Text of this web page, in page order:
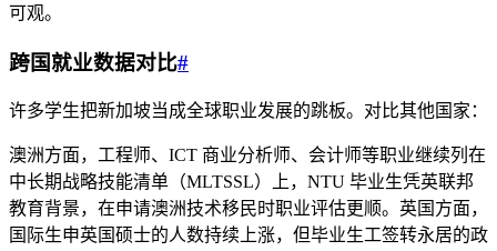
可观。
跨国就业数据对比#
许多学生把新加坡当成全球职业发展的跳板。对比其他国家：
澳洲方面，工程师、ICT 商业分析师、会计师等职业继续列在
中长期战略技能清单（MLTSSL）上，NTU 毕业生凭英联邦
教育背景，在申请澳洲技术移民时职业评估更顺。英国方面，
国际生申英国硕士的人数持续上涨，但毕业生工签转永居的政